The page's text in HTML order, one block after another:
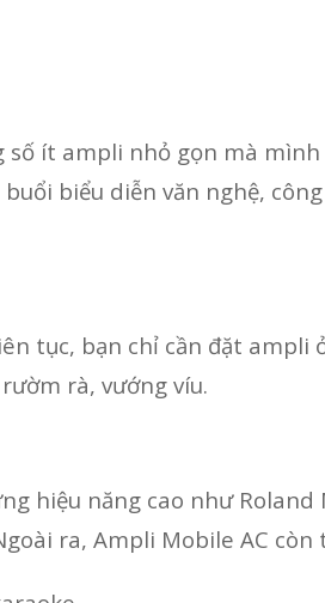
ít ampli nhỏ gọn mà
biểu diễn văn nghệ,
tục, bạn chỉ cần đặt
rà, vướng víu.
hiệu năng cao như
ra, Ampli Mobile AC còn